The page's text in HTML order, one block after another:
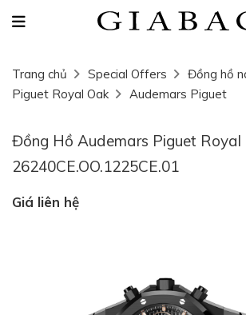
Trang chủ Special Offers Đồng hồ
Piguet Royal Oak
Audemars Piguet
Đồng Hồ Audemars Piguet Royal
26240CE.OO.1225CE.01
Giá liên hệ